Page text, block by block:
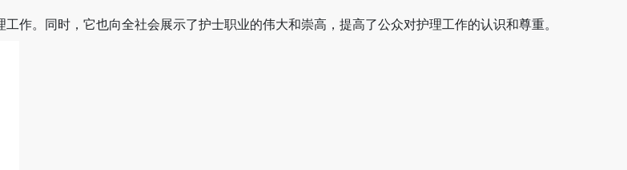
作。同时，它也向全社会展示了护士职业的伟大和崇高，提高了公众对护理工作的认识和尊重。